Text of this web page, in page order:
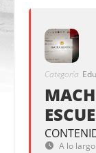
Categoría
A lo